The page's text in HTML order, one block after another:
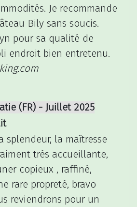
Je recommande
Bily sans soucis.
pour sa qualité de
endroit bien entretenu.
(FR) - Juillet 2025
splendeur, la maîtresse
très accueillante,
copieux , raffiné,
rare propreté, bravo
reviendrons pour un